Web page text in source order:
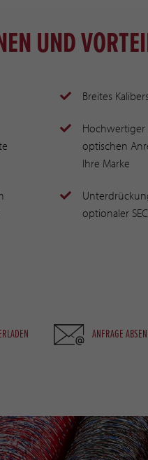
UND
Breites
Hochwertiger
optischen
Ihre Marke
optionaler
ANFRAGE